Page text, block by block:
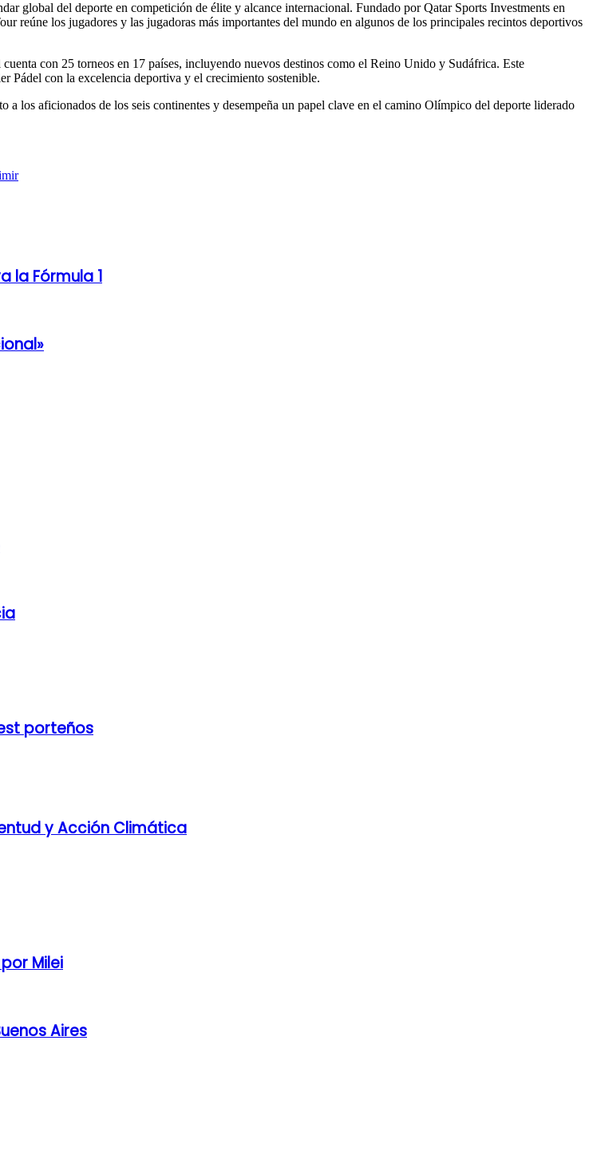
global del deporte en competición de élite y alcance internacional. Fundado por Qatar Sports Investments en
reúne los jugadores y las jugadoras más importantes del mundo en algunos de los principales recintos deportivos
con 25 torneos en 17 países, incluyendo nuevos destinos como el Reino Unido y Sudáfrica. Este
Pádel con la excelencia deportiva y el crecimiento sostenible.
los aficionados de los seis continentes y desempeña un papel clave en el camino Olímpico del deporte liderado
la Fórmula 1
porteños
y Acción Climática
Milei
Aires